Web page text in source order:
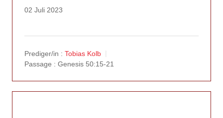
02 Juli 2023
Prediger/in : Tobias Kolb
Passage : Genesis 50:15-21